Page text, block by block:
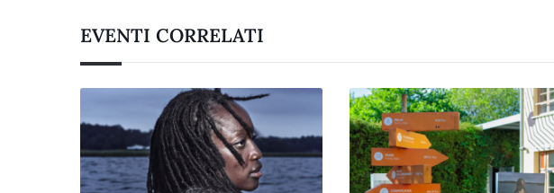
EVENTI CORRELATI